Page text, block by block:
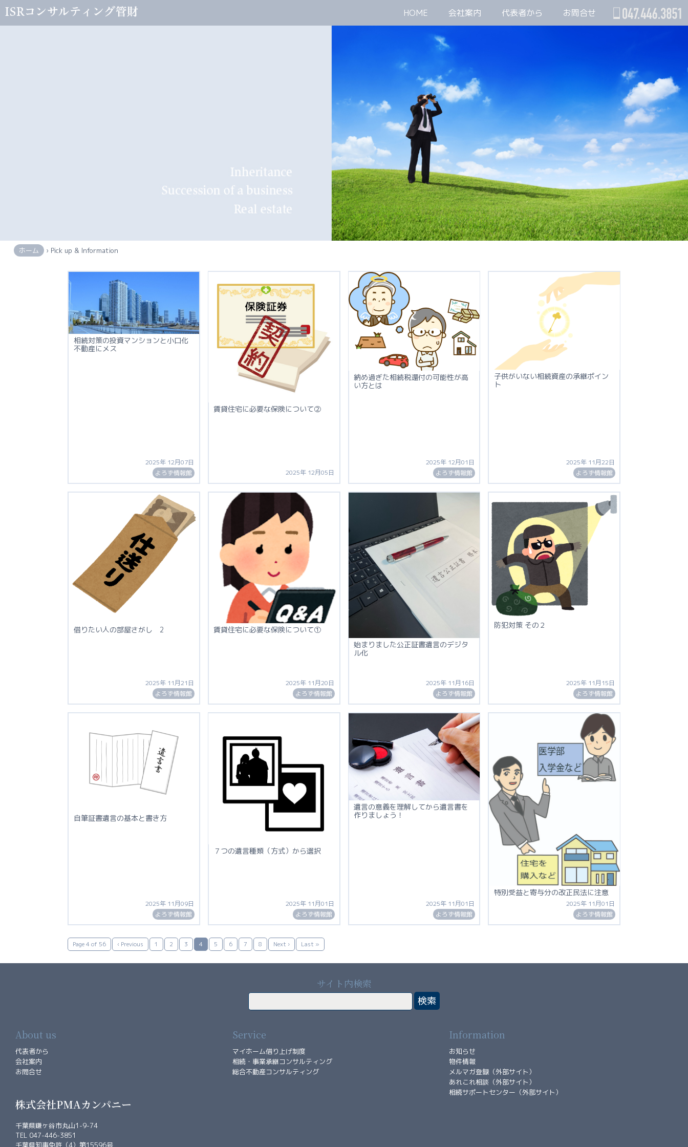
HOME 会社案内 代表者から お問合せ
ホーム › Pick up & Information
相続対策の投資マンションと小口化
不動産にメス
2025年 12月07日
よろず情報館
賃貸住宅に必要な保険について②
2025年 12月05日
納め過ぎた相続税還付の可能性が高
い方とは
2025年 12月01日
よろず情報館
子供がいない相続資産の承継ポイン
ト
2025年 11月22日
よろず情報館
借りたい人の部屋さがし 2
2025年 11月21日
よろず情報館
賃貸住宅に必要な保険について①
2025年 11月20日
よろず情報館
始まりました公正証書遺言のデジタ
ル化
2025年 11月16日
よろず情報館
防犯対策 その２
2025年 11月15日
よろず情報館
自筆証書遺言の基本と書き方
2025年 11月09日
よろず情報館
７つの遺言種類（方式）から選択
2025年 11月01日
よろず情報館
遺言の意義を理解してから遺言書を
作りましょう！
2025年 11月01日
よろず情報館
特別受益と寄与分の改正民法に注意
2025年 11月01日
よろず情報館
Page 4 of 56 ‹ Previous 1 2 3 4 5 6 7 8 Next › Last »
サイト内検索
About us
代表者から
会社案内
お問合せ
Service
マイホーム借り上げ制度
相続・事業承継コンサルティング
総合不動産コンサルティング
Information
お知らせ
物件情報
メルマガ登録（外部サイト）
あれこれ相談（外部サイト）
相続サポートセンター（外部サイト）
株式会社PMAカンパニー
千葉県鎌ヶ谷市丸山1-9-74
TEL 047-446-3851
千葉県知事免許（4）第15596号